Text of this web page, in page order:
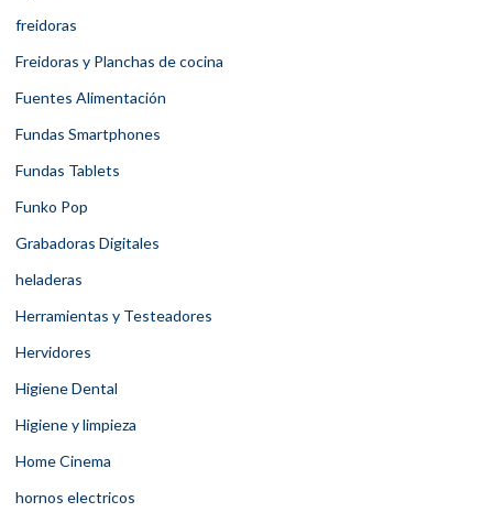
freidoras
Freidoras y Planchas de cocina
Fuentes Alimentación
Fundas Smartphones
Fundas Tablets
Funko Pop
Grabadoras Digitales
heladeras
Herramientas y Testeadores
Hervidores
Higiene Dental
Higiene y limpieza
Home Cinema
hornos electricos